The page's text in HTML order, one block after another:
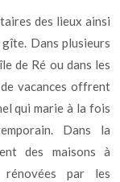
des lieux ainsi
Dans plusieurs
de Ré ou dans les
vacances offrent
qui marie à la fois
Dans la
des maisons à
rénovées par les